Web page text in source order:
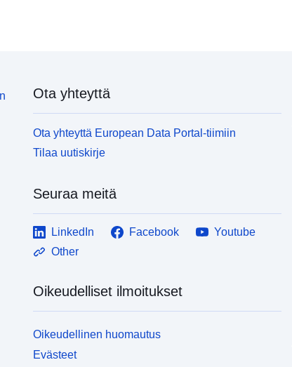
Ota yhteyttä
Ota yhteyttä European Data Portal-tiimiin
Tilaa uutiskirje
Seuraa meitä
LinkedIn Facebook
Youtube
Other
Oikeudelliset ilmoitukset
Oikeudellinen huomautus
Evästeet